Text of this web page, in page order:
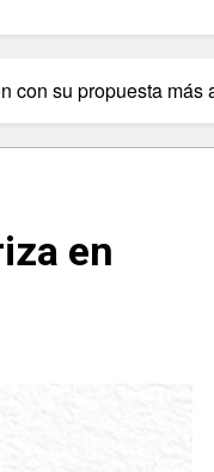
con su propuesta más
en